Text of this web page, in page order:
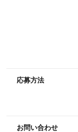
応募方法
お問い合わせ